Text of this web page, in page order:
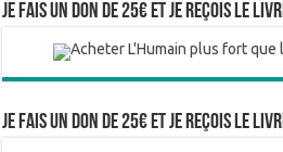
Je fais un don de 25€ et je reçois le
Je fais un don de 25€ et je reçois le